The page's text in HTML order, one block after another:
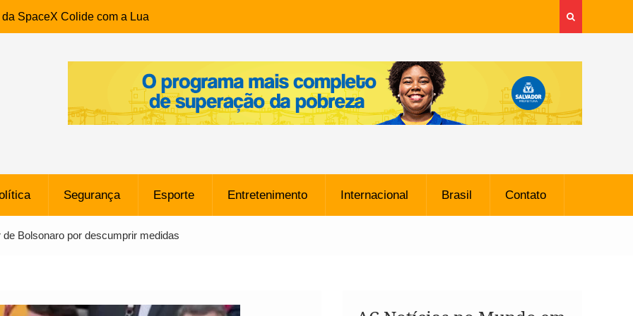
SpaceX Colide com a Lua
Metros, Afirma a Nasa
Cabo Daciolo Tem
em Frente a
da Mata Escura, em
B: Lateral revelado pelo
ligada a ‘Zói de Gato’, do
Segurança Esporte Entretenimento Internacional Brasil Contato
Bolsonaro por descumprir medidas